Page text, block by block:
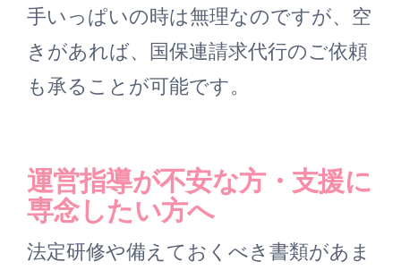
手いっぱいの時は無理なのですが、空
きがあれば、国保連請求代行のご依頼
も承ることが可能です。
運営指導が不安な方・支援に
専念したい方へ
法定研修や備えておくべき書類があま